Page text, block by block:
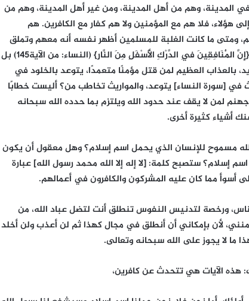
المدينة، وهم من أهل المدينة، ومن غير أهل المدينة، وهم من
هؤلاء، فلا هم مع المؤمنين ولا هم كفار مع الكافرين. هم
ومتى ما كانت الغلبة للمسلمين أظهر نفسه أنه معهم وتملق
لهم، وأظهر أنه واحد منهم، يقول عنهم: {إِنَّ الْمُنَافِقِينَ فِي الدَّرْكِ الْأَسْفَلِ مِنَ النَّارِ} (النساء: من الآية145) بل
بالعذاب العظيم لمن قتل مؤمنًا متعمدًا، يتوعد بالخلود في
في [سورة النساء] يتوعد، والمواريث تخاطب من؟ أليست خطابًا
لمن لا يقف عند حدود الله ويلتزم بما حدده الله سبحانه
أشياء كثيرة أخرى.
مسموح للإنسان الذي يحمل اسم إسلام؟ وهل معقول أن يكون
إسلام؟ ستصبح كلمة: [لا إله إلا الله محمد رسول الله] عبارة
مما كان عليه المشركون والكافرون في أعمالهم.
ورخصة لتدنيس النفوس تنطلق أنت لتضل عباد الله، من
لأن بإمكاني أن أنطلق في مجال كهذا ثم لن أعذب ولن أخلد
ما لا يجوز على الله سبحانه وتعالى.
هذه الآيات هي تتحدث عن كافرين،